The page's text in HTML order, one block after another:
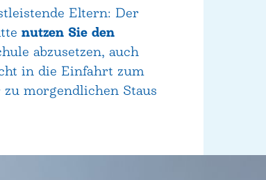
Eltern: Der
nutzen Sie den
abzusetzen, auch
in die Einfahrt zum
morgendlichen Staus